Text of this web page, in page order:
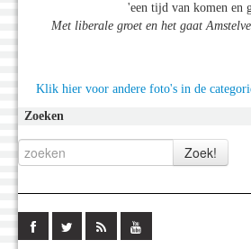
'een tijd van komen en
Met liberale groet en het gaat
Klik hier voor andere foto's in de
Zoeken